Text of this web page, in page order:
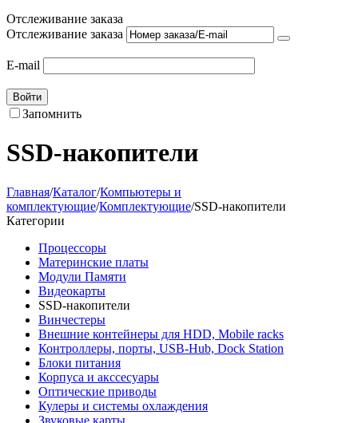
Отслеживание заказа
Отслеживание заказа
E-mail
Войти
Запомнить
SSD-накопители
Главная/Каталог/Компьютеры и
комплектующие/Комплектующие/SSD-накопители
Категории
Процессоры
Материнские платы
Модули Памяти
Видеокарты
SSD-накопители
Винчестеры
Внешние контейнеры для HDD, Mobile racks
Контроллеры, порты, USB-Hub, Dock Station
Блоки питания
Корпуса и акссесуары
Оптические приводы
Кулеры и системы охлаждения
Звуковые карты